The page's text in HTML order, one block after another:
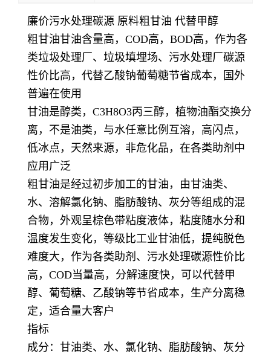
廉价污水处理碳源 原料粗甘油 代替甲醇
粗甘油甘油含量高，COD高，BOD高，作为各
类垃圾处理厂、垃圾填埋场、污水处理厂碳源
性价比高，代替乙酸钠葡萄糖节省成本，国外
普遍在使用
甘油是醇类，C3H8O3丙三醇，植物油酯交换分
离，不是油类，与水任意比例互溶，高闪点，
低冰点，天然来源，非危化品，在各类助剂中
应用广泛
粗甘油是经过初步加工的甘油，由甘油类、
水、溶解氯化钠、脂肪酸钠、灰分等组成的混
合物，外观呈棕色带粘度液体，粘度随水分和
温度发生变化，等级比工业甘油低，提纯脱色
难度大，作为各类助剂、污水处理碳源性价比
高，COD当量高，分解速度快，可以代替甲
醇、葡萄糖、乙酸钠等节省成本，生产分离稳
定，适合量大客户
指标
成分：甘油类、水、氯化钠、脂肪酸钠、灰分